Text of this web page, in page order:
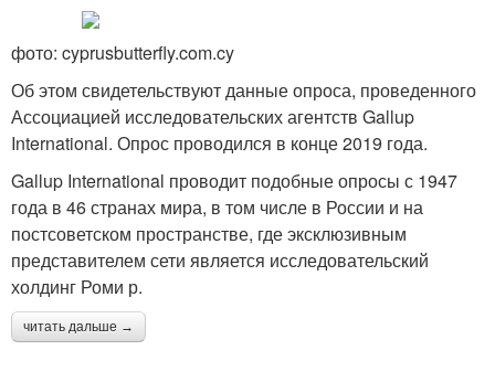
фото: cyprusbutterfly.com.cy
Об этом свидетельствуют данные опроса, проведенного
Ассоциацией исследовательских агентств Gallup
International. Опрос проводился в конце 2019 года.
Gallup International проводит подобные опросы с 1947
года в 46 странах мира, в том числе в России и на
постсоветском пространстве, где эксклюзивным
представителем сети является исследовательский
холдинг Роми р.
читать дальше →